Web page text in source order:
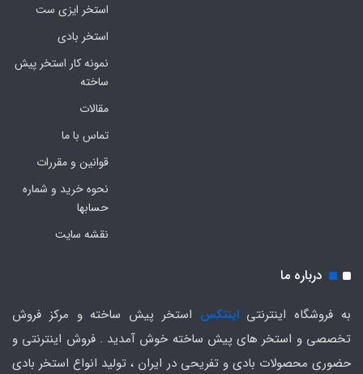
استخر ایزی ست
استخر بادی
نمونه کار استخر پیش
ساخته
مقالات
تماس با ما
قوانین و مقررات
نحوه خرید و شماره
حسابها
نقشه سایت
درباره ما
به فروشگاه اینترنتیاینتکس استخر پیش ساخته و مرکز فروش
تخصصی و استخر های پیش ساخته خوش آمدید . فروش اینترنتی و
حضوری محصولات بادی و تفریحی در ایران ، تولید انواع استخر بادی